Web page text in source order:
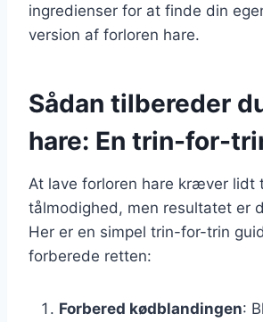
ingredienser for at finde din
version af forloren hare.
Sådan tilbereder
hare: En trin-for-
At lave forloren hare kræver lidt
tålmodighed, men resultatet er
Her er en simpel trin-for-trin
forberede retten:
Forbered kødblandingen: